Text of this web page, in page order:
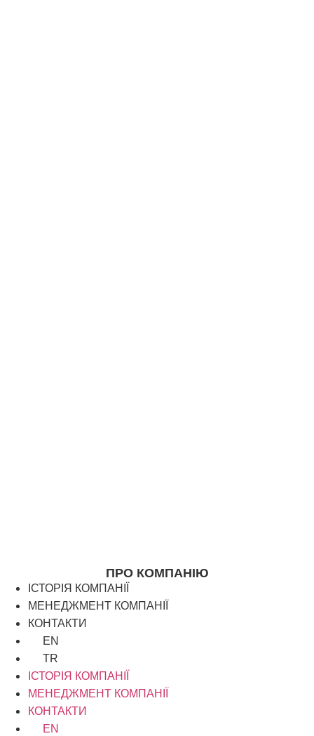
ПРО КОМПАНІЮ
ІСТОРІЯ КОМПАНІЇ
МЕНЕДЖМЕНТ КОМПАНІЇ
КОНТАКТИ
EN
TR
ІСТОРІЯ КОМПАНІЇ
МЕНЕДЖМЕНТ КОМПАНІЇ
КОНТАКТИ
EN